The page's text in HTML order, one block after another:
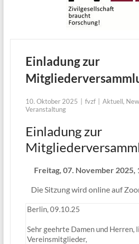
Einladung zur
10. Oktober 2025 fvzf Aktuell,
Veranstaltung
Einladung zur
Freitag, 07. November 2025,
Die Sitzung wird online auf
Berlin, 09.10.25
Sehr geehrte Damen und Herren,
Vereinsmitglieder,